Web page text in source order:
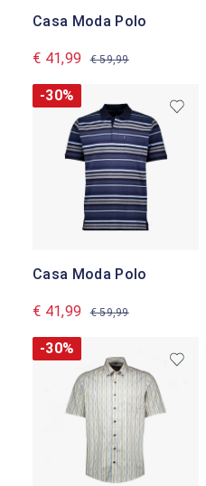
Casa Moda Polo
€ 41,99 € 59,99
-30%
Casa Moda Polo
€ 41,99 € 59,99
-30%